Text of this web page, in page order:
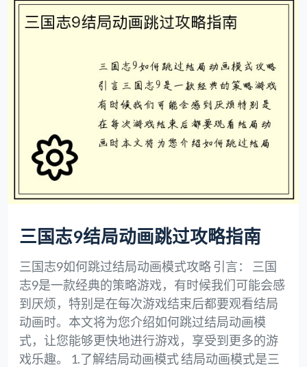
三国志9结局动画跳过攻略指南
三国志9如何跳过结局动画模式攻略 引言： 三国
志9是一款经典的策略游戏，有时候我们可能会感
到厌烦，特别是在每次游戏结束后都要观看结局
动画时。本文将为您介绍如何跳过结局动画模
式，让您能够更快地进行游戏，享受到更多的游
戏乐趣。 1.了解结局动画模式 结局动画模式是三